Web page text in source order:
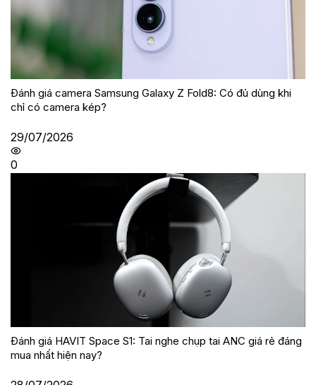
Đánh giá camera Samsung Galaxy Z Fold8: Có đủ dùng khi
chỉ có camera kép?
29/07/2026
0
Đánh giá HAVIT Space S1: Tai nghe chụp tai ANC giá rẻ đáng
mua nhất hiện nay?